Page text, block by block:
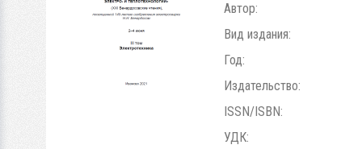
Автор:
Вид издания:
Год:
Издательство:
ISSN/ISBN:
УДК: